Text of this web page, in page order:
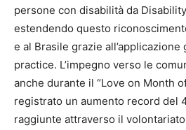
persone con disabilità da
estendendo questo
e al Brasile grazie
practice. L’impegno verso le
anche durante il “Love on Month
registrato un aumento record del
raggiunte attraverso il